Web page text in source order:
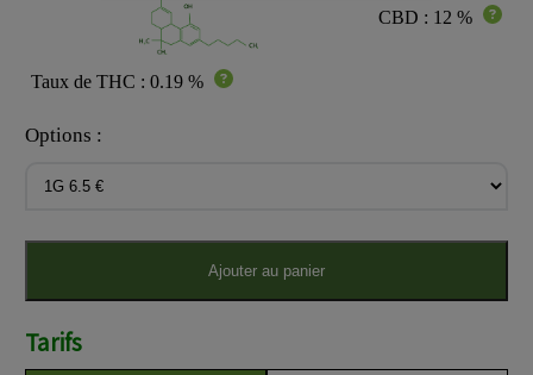
CBD : 12 %
Taux de THC : 0.19 %
Options :
Ajouter au panier
Tarifs